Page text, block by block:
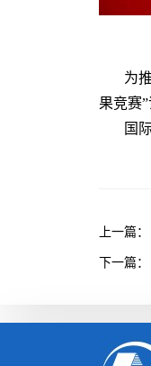
为
果竞赛”
国
上一篇：
下一篇：